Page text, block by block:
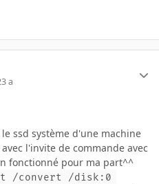
3 a
ssd système d'une machine
l'invite de commande avec
fonctionné pour ma part^^
/convert /disk:0